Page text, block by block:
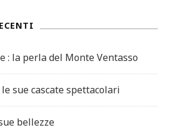
: la perla del Monte Ventasso
sue cascate spettacolari
bellezze